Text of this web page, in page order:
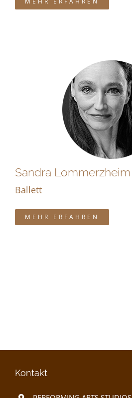
Sandra Lommerzheim
Ballett
MEHR ERFAHREN
Kontakt